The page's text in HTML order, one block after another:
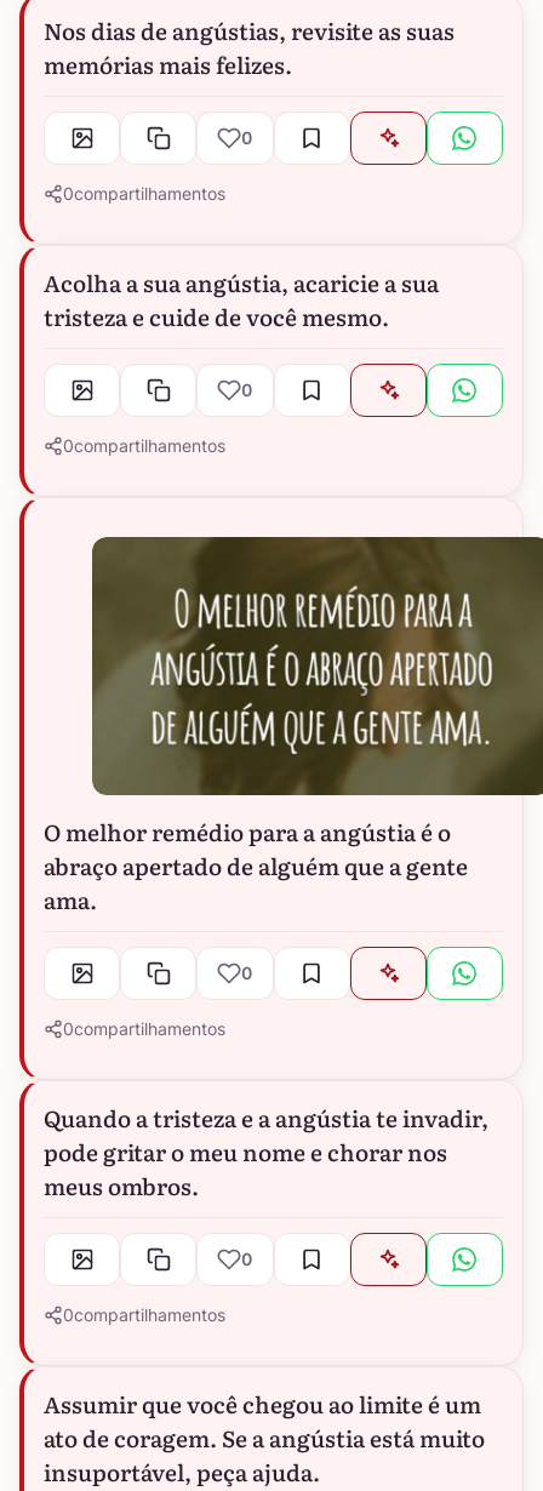
Nos dias de angústias, revisite as suas
memórias mais felizes.
0
0compartilhamentos
Acolha a sua angústia, acaricie a sua
tristeza e cuide de você mesmo.
0
0compartilhamentos
O melhor remédio para a angústia é o
abraço apertado de alguém que a gente
ama.
0
0compartilhamentos
Quando a tristeza e a angústia te invadir,
pode gritar o meu nome e chorar nos
meus ombros.
0
0compartilhamentos
Assumir que você chegou ao limite é um
ato de coragem. Se a angústia está muito
insuportável, peça ajuda.